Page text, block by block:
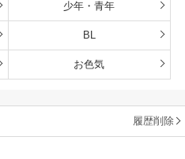
少年・青年
BL
お色気
履歴削除